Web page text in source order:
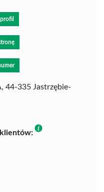
44-335 Jastrzębie-
klientów: